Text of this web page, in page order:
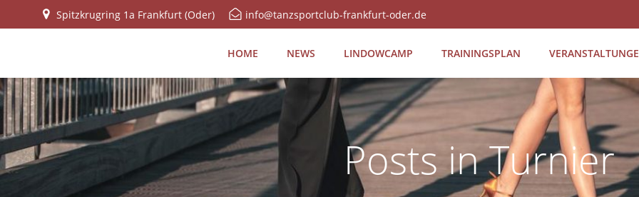
Inhalt
Spitzkrugring 1a Frankfurt (Oder) info@tanzsportclub-frankfurt-oder.de
HOME NEWS LIN­DOW­CAMP TRAI­NINGS­PLAN
Posts in Turnier